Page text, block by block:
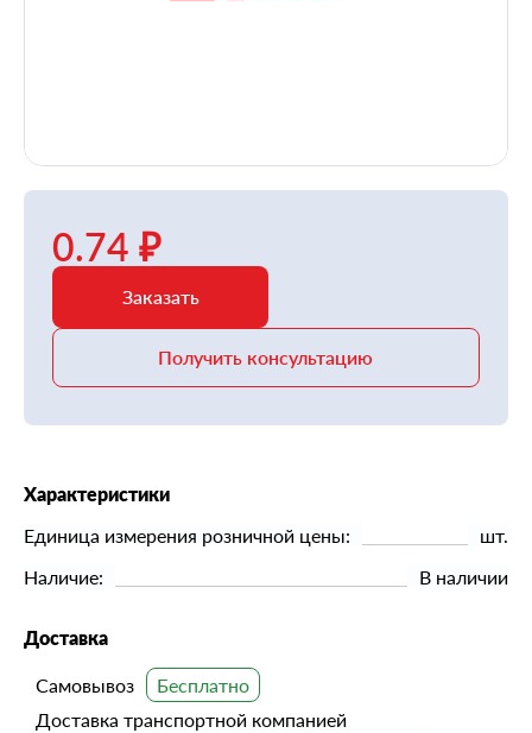
0.74 ₽
Заказать
Получить консультацию
Характеристики
Единица измерения розничной цены:
шт.
Наличие:
В наличии
Доставка
Самовывоз
Доставка транспортной компанией